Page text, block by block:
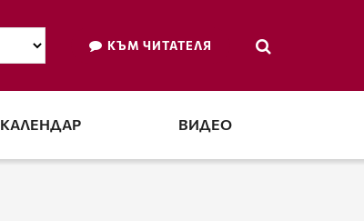
КЪМ ЧИТАТЕЛЯ
КАЛЕНДАР ВИДЕО